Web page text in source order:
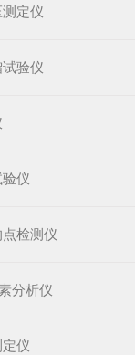
定仪
验仪
仪
检测仪
分析仪
仪